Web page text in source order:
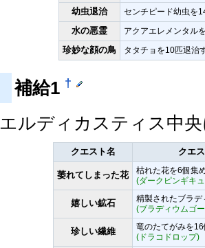
幼虫退治 センチピード幼虫を
水の悪霊 アクアエレメンタル
珍妙な顔の鳥 タタチョを10匹退治
補給1 †
エルディカスティス中
クエスト名 クエ
萎れてしまった花
枯れた花を6個集
(ダークピンギキ
嬉しい鉱石
精製されたブラ
(ブラディウムゴ
珍しい繊維
竜のたてがみを
(ドラコドロップ)